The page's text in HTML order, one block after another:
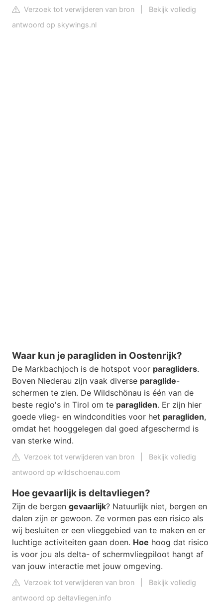
Verzoek tot verwijderen van bron
Bekijk volledig
antwoord op skywings.nl
Waar kun je paragliden in Oostenrijk?
De Markbachjoch is de hotspot voor paragliders.
Boven Niederau zijn vaak diverse paraglide-
schermen te zien. De Wildschönau is één van de
beste regio's in Tirol om te paragliden. Er zijn hier
goede vlieg- en windcondities voor het paragliden,
omdat het hooggelegen dal goed afgeschermd is
van sterke wind.
Verzoek tot verwijderen van bron
Bekijk volledig
antwoord op wildschoenau.com
Hoe gevaarlijk is deltavliegen?
Zijn de bergen gevaarlijk? Natuurlijk niet, bergen en
dalen zijn er gewoon. Ze vormen pas een risico als
wij besluiten er een vlieggebied van te maken en er
luchtige activiteiten gaan doen. Hoe hoog dat risico
is voor jou als delta- of schermvliegpiloot hangt af
van jouw interactie met jouw omgeving.
Verzoek tot verwijderen van bron
Bekijk volledig
antwoord op deltavliegen.info